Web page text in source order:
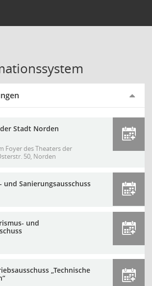
Stadt Norden
Foyer des Theaters der
50, Norden
und Sanierungsausschuss
und
„Technische